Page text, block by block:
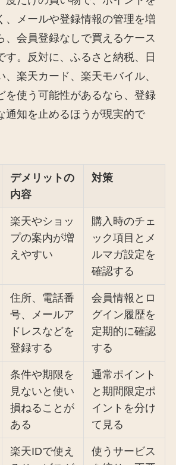
、メールや登録情報の管理を増
、会員登録なしで買えるケース
す。反対に、ふるさと納税、日
、楽天カード、楽天モバイル、
を使う可能性があるなら、登録
通知を止めるほうが現実的で
デメリットの
内容
対策
楽天やショッ
プの案内が増
えやすい
購入時のチェ
ック項目とメ
ルマガ設定を
確認する
住所、電話番
号、メールア
ドレスなどを
登録する
会員情報とロ
グイン履歴を
定期的に確認
する
条件や期限を
見ないと使い
損ねることが
ある
通常ポイント
と期間限定ポ
イントを分け
て見る
楽天IDで使え
使うサービス